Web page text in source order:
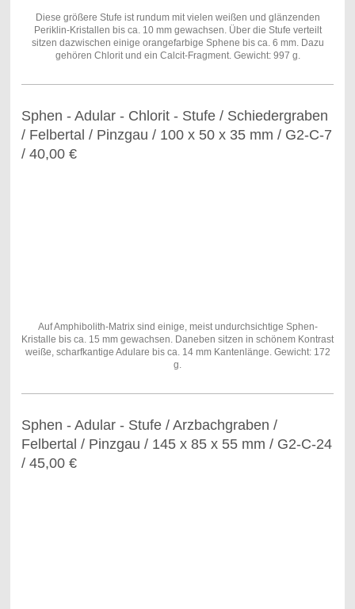
Diese größere Stufe ist rundum mit vielen weißen und glänzenden
Periklin-Kristallen bis ca. 10 mm gewachsen. Über die Stufe verteilt
sitzen dazwischen einige orangefarbige Sphene bis ca. 6 mm. Dazu
gehören Chlorit und ein Calcit-Fragment. Gewicht: 997 g.
Sphen - Adular - Chlorit - Stufe / Schiedergraben
/ Felbertal / Pinzgau / 100 x 50 x 35 mm / G2-C-7
/ 40,00 €
Auf Amphibolith-Matrix sind einige, meist undurchsichtige Sphen-
Kristalle bis ca. 15 mm gewachsen. Daneben sitzen in schönem Kontrast
weiße, scharfkantige Adulare bis ca. 14 mm Kantenlänge. Gewicht: 172
g.
Sphen - Adular - Stufe / Arzbachgraben /
Felbertal / Pinzgau / 145 x 85 x 55 mm / G2-C-24
/ 45,00 €